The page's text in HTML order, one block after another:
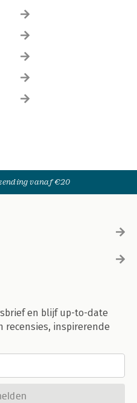
vanaf €20
en blijf up-to-date
recensies, inspirerende